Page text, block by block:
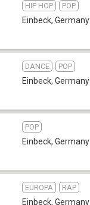
HIP HOP POP
Einbeck, Germany
DANCE POP
Einbeck, Germany
POP
Einbeck, Germany
EUROPA RAP
Einbeck, Germany